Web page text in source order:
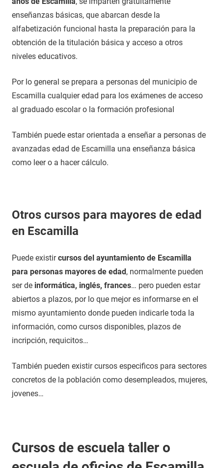
enseñanzas básicas, que abarcan desde la
alfabetización funcional hasta la preparación para la
obtención de la titulación básica y acceso a otros
niveles educativos.
Por lo general se prepara a personas del municipio de
Escamilla cualquier edad para los exámenes de acceso
al graduado escolar o la formación profesional
También puede estar orientada a enseñar a personas de
avanzadas edad de Escamilla una enseñanza básica
como leer o a hacer cálculo.
Otros cursos para mayores de edad
en Escamilla
Puede existircursos del ayuntamiento de Escamilla
para personas mayores de edad, normalmente pueden
ser de informática, inglés, frances… pero pueden estar
abiertos a plazos, por lo que mejor es informarse en el
mismo ayuntamiento donde pueden indicarle toda la
información, como cursos disponibles, plazos de
incripción, requicitos…
También pueden existir cursos especificos para sectores
concretos de la población como desempleados, mujeres,
jovenes…
Cursos de escuela taller o